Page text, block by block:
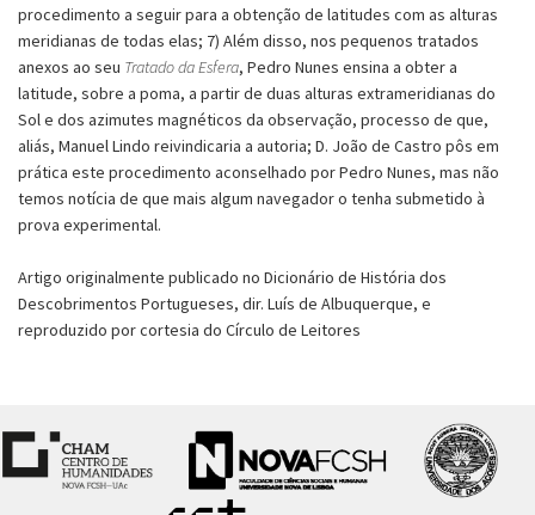
procedimento a seguir para a obtenção de latitudes com as alturas
meridianas de todas elas; 7) Além disso, nos pequenos tratados
anexos ao seu Tratado da Esfera, Pedro Nunes ensina a obter a
latitude, sobre a poma, a partir de duas alturas extrameridianas do
Sol e dos azimutes magnéticos da observação, processo de que,
aliás, Manuel Lindo reivindicaria a autoria; D. João de Castro pôs em
prática este procedimento aconselhado por Pedro Nunes, mas não
temos notícia de que mais algum navegador o tenha submetido à
prova experimental.
Artigo originalmente publicado no Dicionário de História dos
Descobrimentos Portugueses, dir. Luís de Albuquerque, e
reproduzido por cortesia do Círculo de Leitores